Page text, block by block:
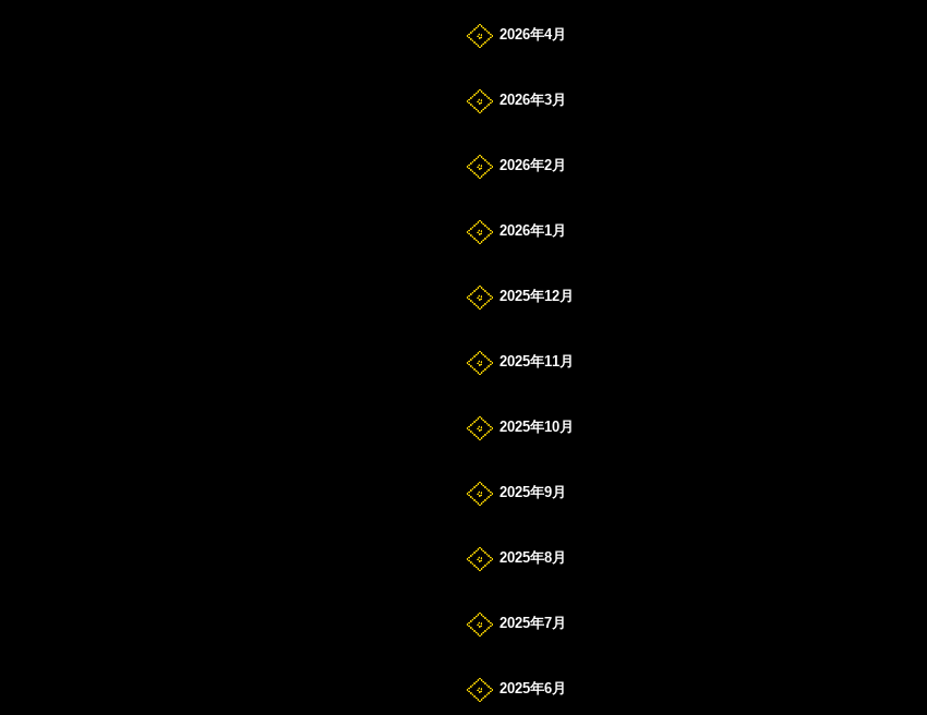
2026年4月
2026年3月
2026年2月
2026年1月
2025年12月
2025年11月
2025年10月
2025年9月
2025年8月
2025年7月
2025年6月